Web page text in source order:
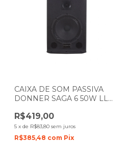
CAIXA DE SOM PASSIVA
DONNER SAGA 6 50W LL
R$419,00
5 x de R$83,80 sem juros
R$385,48 com Pix